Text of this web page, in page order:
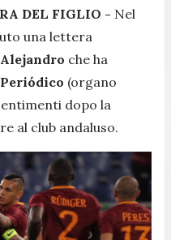
DEL FIGLIO - Nel
una lettera
Alejandro che ha
Periódico (organo
dopo la
al club andaluso.